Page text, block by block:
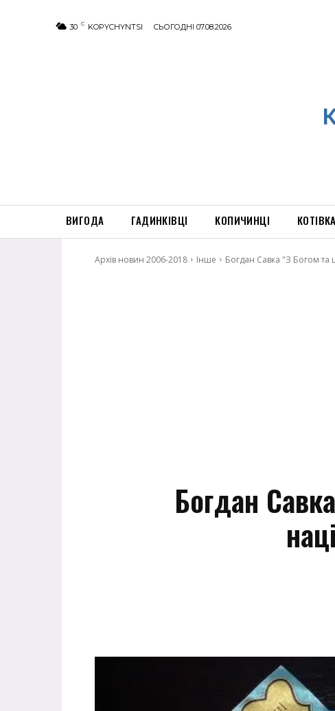
30 C KOPYCHYNTSI СЬОГОДНІ 07.08.2026
ВИГОДА ГАДИНКІВЦІ КОПИЧИНЦІ КОТІВКА
Архів новин 2006-2018 Інше Богдан Савка "З Богом
Богдан